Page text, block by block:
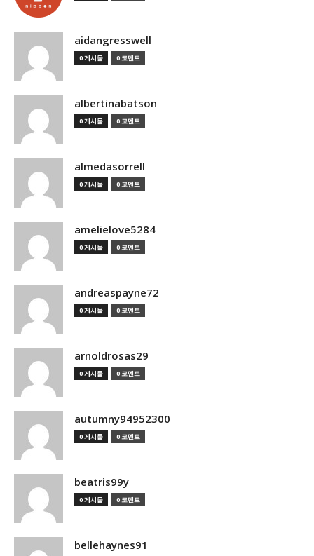
aidangresswell
0 게시물 0 코멘트
albertinabatson
0 게시물 0 코멘트
almedasorrell
0 게시물 0 코멘트
amelielove5284
0 게시물 0 코멘트
andreaspayne72
0 게시물 0 코멘트
arnoldrosas29
0 게시물 0 코멘트
autumny94952300
0 게시물 0 코멘트
beatris99y
0 게시물 0 코멘트
bellehaynes91